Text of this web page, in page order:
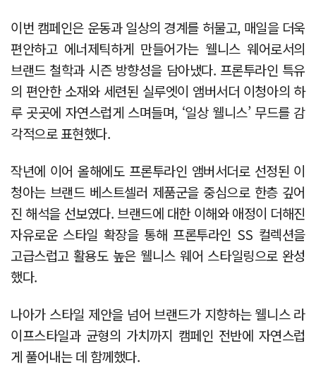
이번 캠페인은 운동과 일상의 경계를 허물고, 매일을 더욱
편안하고 에너제틱하게 만들어가는 웰니스 웨어로서의
브랜드 철학과 시즌 방향성을 담아냈다. 프론투라인 특유
의 편안한 소재와 세련된 실루엣이 앰버서더 이청아의 하
루 곳곳에 자연스럽게 스며들며, ‘일상 웰니스’ 무드를 감
각적으로 표현했다.
작년에 이어 올해에도 프론투라인 앰버서더로 선정된 이
청아는 브랜드 베스트셀러 제품군을 중심으로 한층 깊어
진 해석을 선보였다. 브랜드에 대한 이해와 애정이 더해진
자유로운 스타일 확장을 통해 프론투라인 SS 컬렉션을
고급스럽고 활용도 높은 웰니스 웨어 스타일링으로 완성
했다.
나아가 스타일 제안을 넘어 브랜드가 지향하는 웰니스 라
이프스타일과 균형의 가치까지 캠페인 전반에 자연스럽
게 풀어내는 데 함께했다.